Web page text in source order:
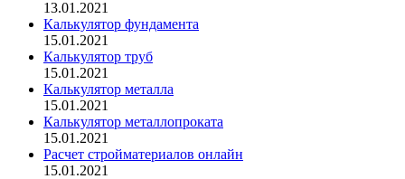
13.01.2021
Калькулятор фундамента
15.01.2021
Калькулятор труб
15.01.2021
Калькулятор металла
15.01.2021
Калькулятор металлопроката
15.01.2021
Расчет стройматериалов онлайн
15.01.2021